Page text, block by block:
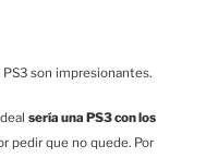
son impresionantes.
sería una PS3 con los
pedir que no quede. Por